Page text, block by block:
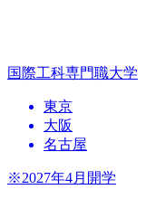
国際工科専門職大学
東京
大阪
名古屋
※2027年4月開学